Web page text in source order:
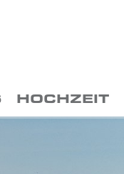
HOCHZEIT